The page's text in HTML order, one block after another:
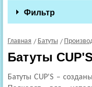
Фильтр
Главная Батуты
Батуты CUP'S
Батуты CUP'S –